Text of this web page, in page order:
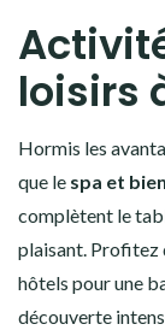
loisirs
Hormis les
que le spa et
complètent le
plaisant. Profitez
hôtels pour une
découverte